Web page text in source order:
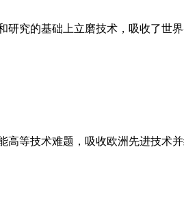
究的基础上立磨技术，吸收了世
等技术难题，吸收欧洲先进技术